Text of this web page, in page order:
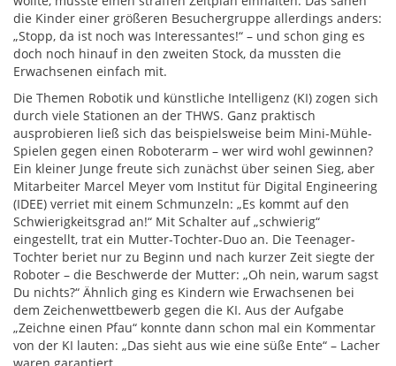
die Kinder einer größeren Besuchergruppe allerdings anders:
„Stopp, da ist noch was Interessantes!“ – und schon ging es
doch noch hinauf in den zweiten Stock, da mussten die
Erwachsenen einfach mit.
Die Themen Robotik und künstliche Intelligenz (KI) zogen sich
durch viele Stationen an der THWS. Ganz praktisch
ausprobieren ließ sich das beispielsweise beim Mini-Mühle-
Spielen gegen einen Roboterarm – wer wird wohl gewinnen?
Ein kleiner Junge freute sich zunächst über seinen Sieg, aber
Mitarbeiter Marcel Meyer vom Institut für Digital Engineering
(IDEE) verriet mit einem Schmunzeln: „Es kommt auf den
Schwierigkeitsgrad an!“ Mit Schalter auf „schwierig“
eingestellt, trat ein Mutter-Tochter-Duo an. Die Teenager-
Tochter beriet nur zu Beginn und nach kurzer Zeit siegte der
Roboter – die Beschwerde der Mutter: „Oh nein, warum sagst
Du nichts?“ Ähnlich ging es Kindern wie Erwachsenen bei
dem Zeichenwettbewerb gegen die KI. Aus der Aufgabe
„Zeichne einen Pfau“ konnte dann schon mal ein Kommentar
von der KI lauten: „Das sieht aus wie eine süße Ente“ – Lacher